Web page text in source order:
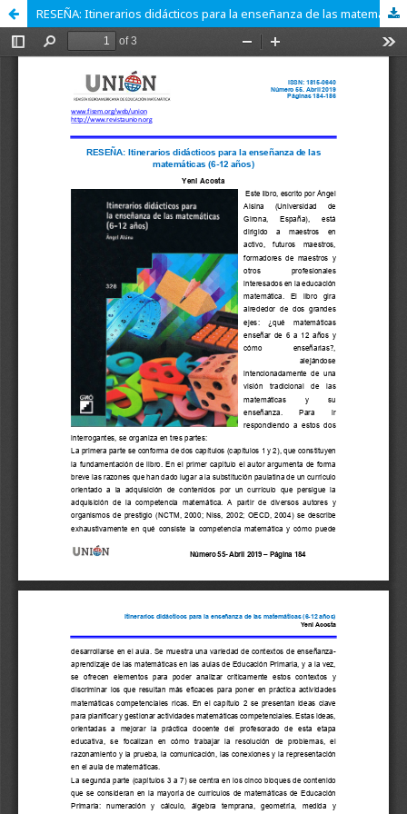
RESEÑA: Itinerarios didácticos para la enseñanza de las matemáticas (6-12 años)